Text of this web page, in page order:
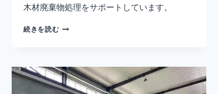
木材廃棄物処理をサポートしています。
続きを読むUAE
重
厚
な